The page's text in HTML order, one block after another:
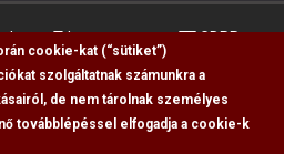
Impresszum GDPR
Polgári Magazin saját
cookie-kat (“sütiket”)
szolgáltatnak számunkra a
de nem tárolnak személyes
továbblépéssel elfogadja a cookie-k